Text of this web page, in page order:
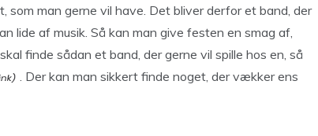
man gerne vil have. Det bliver derfor et band, der
lide af musik. Så kan man give festen en smag af,
finde sådan et band, der gerne vil spille hos en, så
. Der kan man sikkert finde noget, der vækker ens